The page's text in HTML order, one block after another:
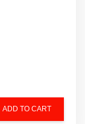
ADD TO CART